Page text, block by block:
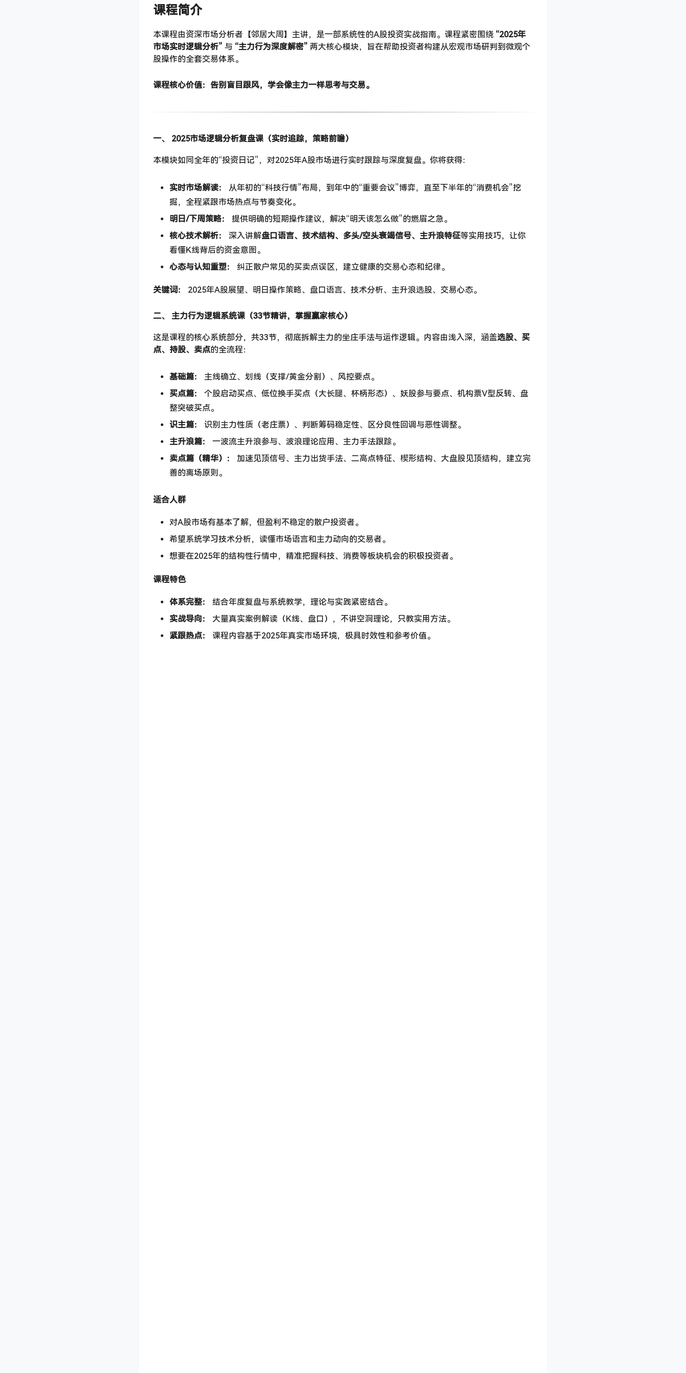
课程简介
本课程由资深市场分析者【邻居大周】主讲，是一部系统性的A股投资实战指南。课程紧密围绕 ​ ​“2025年
市场实时逻辑分析”​ ​ 与 ​ ​“主力行为深度解密”​ ​ 两大核心模块，旨在帮助投资者构建从宏观市场研判到微观个
股操作的全套交易体系。
课程核心价值：告别盲目跟风，学会像主力一样思考与交易。​
一、 2025市场逻辑分析复盘课（实时追踪，策略前瞻）​
本模块如同全年的“投资日记”，对2025年A股市场进行实时跟踪与深度复盘。你将获得：
实时市场解读：​
​ 从年初的“科技行情”布局，到年中的“重要会议”博弈，直至下半年的“消费机会”挖
掘，全程紧跟市场热点与节奏变化。
明日/下周策略：​
​ 提供明确的短期操作建议，解决“明天该怎么做”的燃眉之急。
核心技术解析：​
​ 深入讲解盘口语言、技术结构、多头/空头衰竭信号、主升浪特征等实用技巧，让你
看懂K线背后的资金意图。
心态与认知重塑：​
​ 纠正散户常见的买卖点误区，建立健康的交易心态和纪律。
关键词：​ ​ 2025年A股展望、明日操作策略、盘口语言、技术分析、主升浪选股、交易心态。
二、 主力行为逻辑系统课（33节精讲，掌握赢家核心）​
这是课程的核心系统部分，共33节，彻底拆解主力的坐庄手法与运作逻辑。内容由浅入深，涵盖选股、买
点、持股、卖点的全流程：
基础篇：​
​ 主线确立、划线（支撑/黄金分割）、风控要点。
买点篇：​
​ 个股启动买点、低位换手买点（大长腿、杯柄形态）、妖股参与要点、机构票V型反转、盘
整突破买点。
识主篇：​
​ 识别主力性质（老庄票）、判断筹码稳定性、区分良性回调与恶性调整。
主升浪篇：​
​ 一波流主升浪参与、波浪理论应用、主力手法跟踪。
卖点篇（精华）：​
​ 加速见顶信号、主力出货手法、二高点特征、楔形结构、大盘股见顶结构，建立完
善的离场原则。
适合人群
对A股市场有基本了解，但盈利不稳定的散户投资者。
希望系统学习技术分析，读懂市场语言和主力动向的交易者。
想要在2025年的结构性行情中，精准把握科技、消费等板块机会的积极投资者。
课程特色
体系完整：​
​ 结合年度复盘与系统教学，理论与实践紧密结合。
实战导向：​
​ 大量真实案例解读（K线、盘口），不讲空洞理论，只教实用方法。
紧跟热点：​
​ 课程内容基于2025年真实市场环境，极具时效性和参考价值。